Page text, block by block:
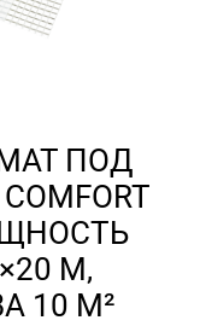
ПОД
М,
10 М²